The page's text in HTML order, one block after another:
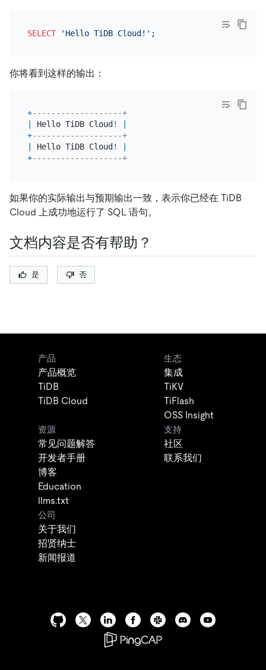
SELECT 'Hello TiDB Cloud!'
你将看到这样的输出：
+-------------------+
Hello TiDB Cloud !
+-------------------+
Hello TiDB Cloud !
+-------------------+
如果你的实际输出与预期输出一致，表示你已经在 TiDB
Cloud 上成功地运行了 SQL 语句。
文档内容是否有帮助？
是 否
产品
产品概览
TiDB
TiDB Cloud
生态
集成
TiKV
TiFlash
OSS Insight
资源
常见问题解答
开发者手册
博客
Education
llms.txt
支持
社区
联系我们
公司
关于我们
招贤纳士
新闻报道